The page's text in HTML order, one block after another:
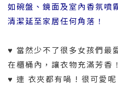
如碗盤、鏡面及室內香氛噴
清潔延至家居任何角落 !
♥ 當然少不了很多女孩們最
在櫃桶內，讓衣物充滿芳香 !
♥ 連 衣夾都有喎 ! 很可愛呢